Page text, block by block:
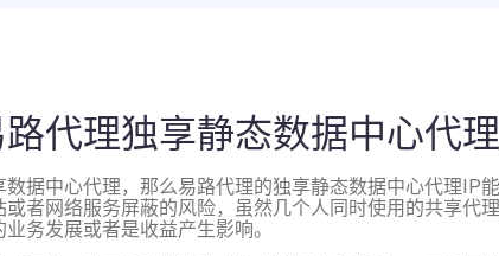
代理独享静态数据中心代理
据中心代理，那么易路代理的独享静态数据中心代理
者网络服务屏蔽的风险，虽然几个人同时使用的共享代
务发展或者是收益产生影响。